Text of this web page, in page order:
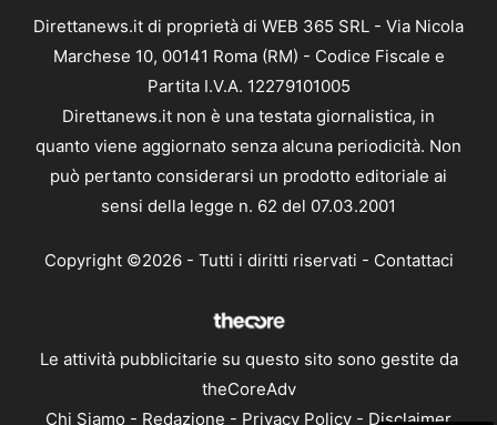
Direttanews.it di proprietà di WEB 365 SRL - Via Nicola
Marchese 10, 00141 Roma (RM) - Codice Fiscale e
Partita I.V.A. 12279101005
Direttanews.it non è una testata giornalistica, in
quanto viene aggiornato senza alcuna periodicità. Non
può pertanto considerarsi un prodotto editoriale ai
sensi della legge n. 62 del 07.03.2001
Copyright ©2026 - Tutti i diritti riservati - Contattaci
Le attività pubblicitarie su questo sito sono gestite da
theCoreAdv
Chi Siamo - Redazione - Privacy Policy - Disclaimer